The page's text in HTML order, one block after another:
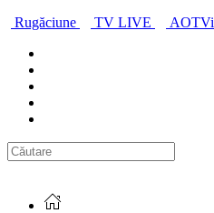
Rugăciune
TV LIVE AOTVi